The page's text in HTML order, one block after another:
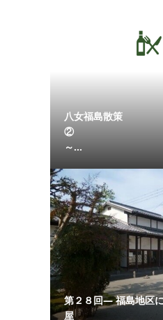
八女福島散策
～...
第２８回― 福島地区
屋